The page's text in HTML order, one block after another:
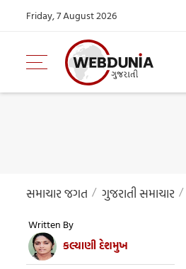
Friday, 7 August 2026
સમાચાર જગત ગુજરાતી સમાચાર
Written By
કલ્યાણી દેશમુખ